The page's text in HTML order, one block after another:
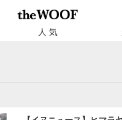
人 気